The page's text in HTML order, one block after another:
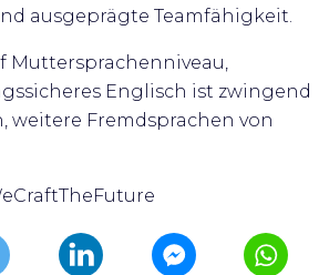
ausgeprägte Teamfähigkeit.
Muttersprachenniveau,
Englisch ist zwingend
weitere Fremdsprachen von